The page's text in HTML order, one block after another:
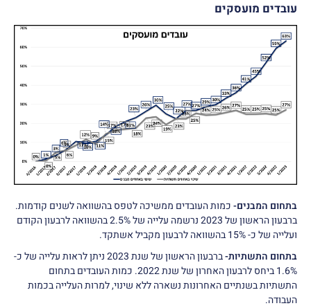
עובדים מועסקים
בתחום המבנים-כמות העובדים ממשיכה לטפס בהשוואה לשנים קודמות.
ברבעון הראשון של 2023 נרשמה עלייה של 2.5% בהשוואה לרבעון הקודם
ועלייה של כ- 15% בהשוואה לרבעון מקביל אשתקד.
בתחום התשתיות-
ברבעון הראשון של שנת 2023 ניתן לראות עלייה של כ-
1.6% ביחס לרבעון האחרון של שנת 2022. כמות העובדים בתחום
התשתיות בשנתיים האחרונות נשארה ללא שינוי, למרות העלייה בכמות
העבודה.